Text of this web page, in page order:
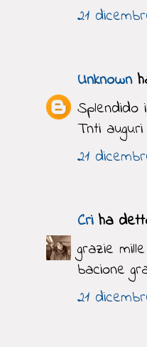
21
Unknown
Splendido
Tnti auguri
21
Criha
grazie
bacione
21